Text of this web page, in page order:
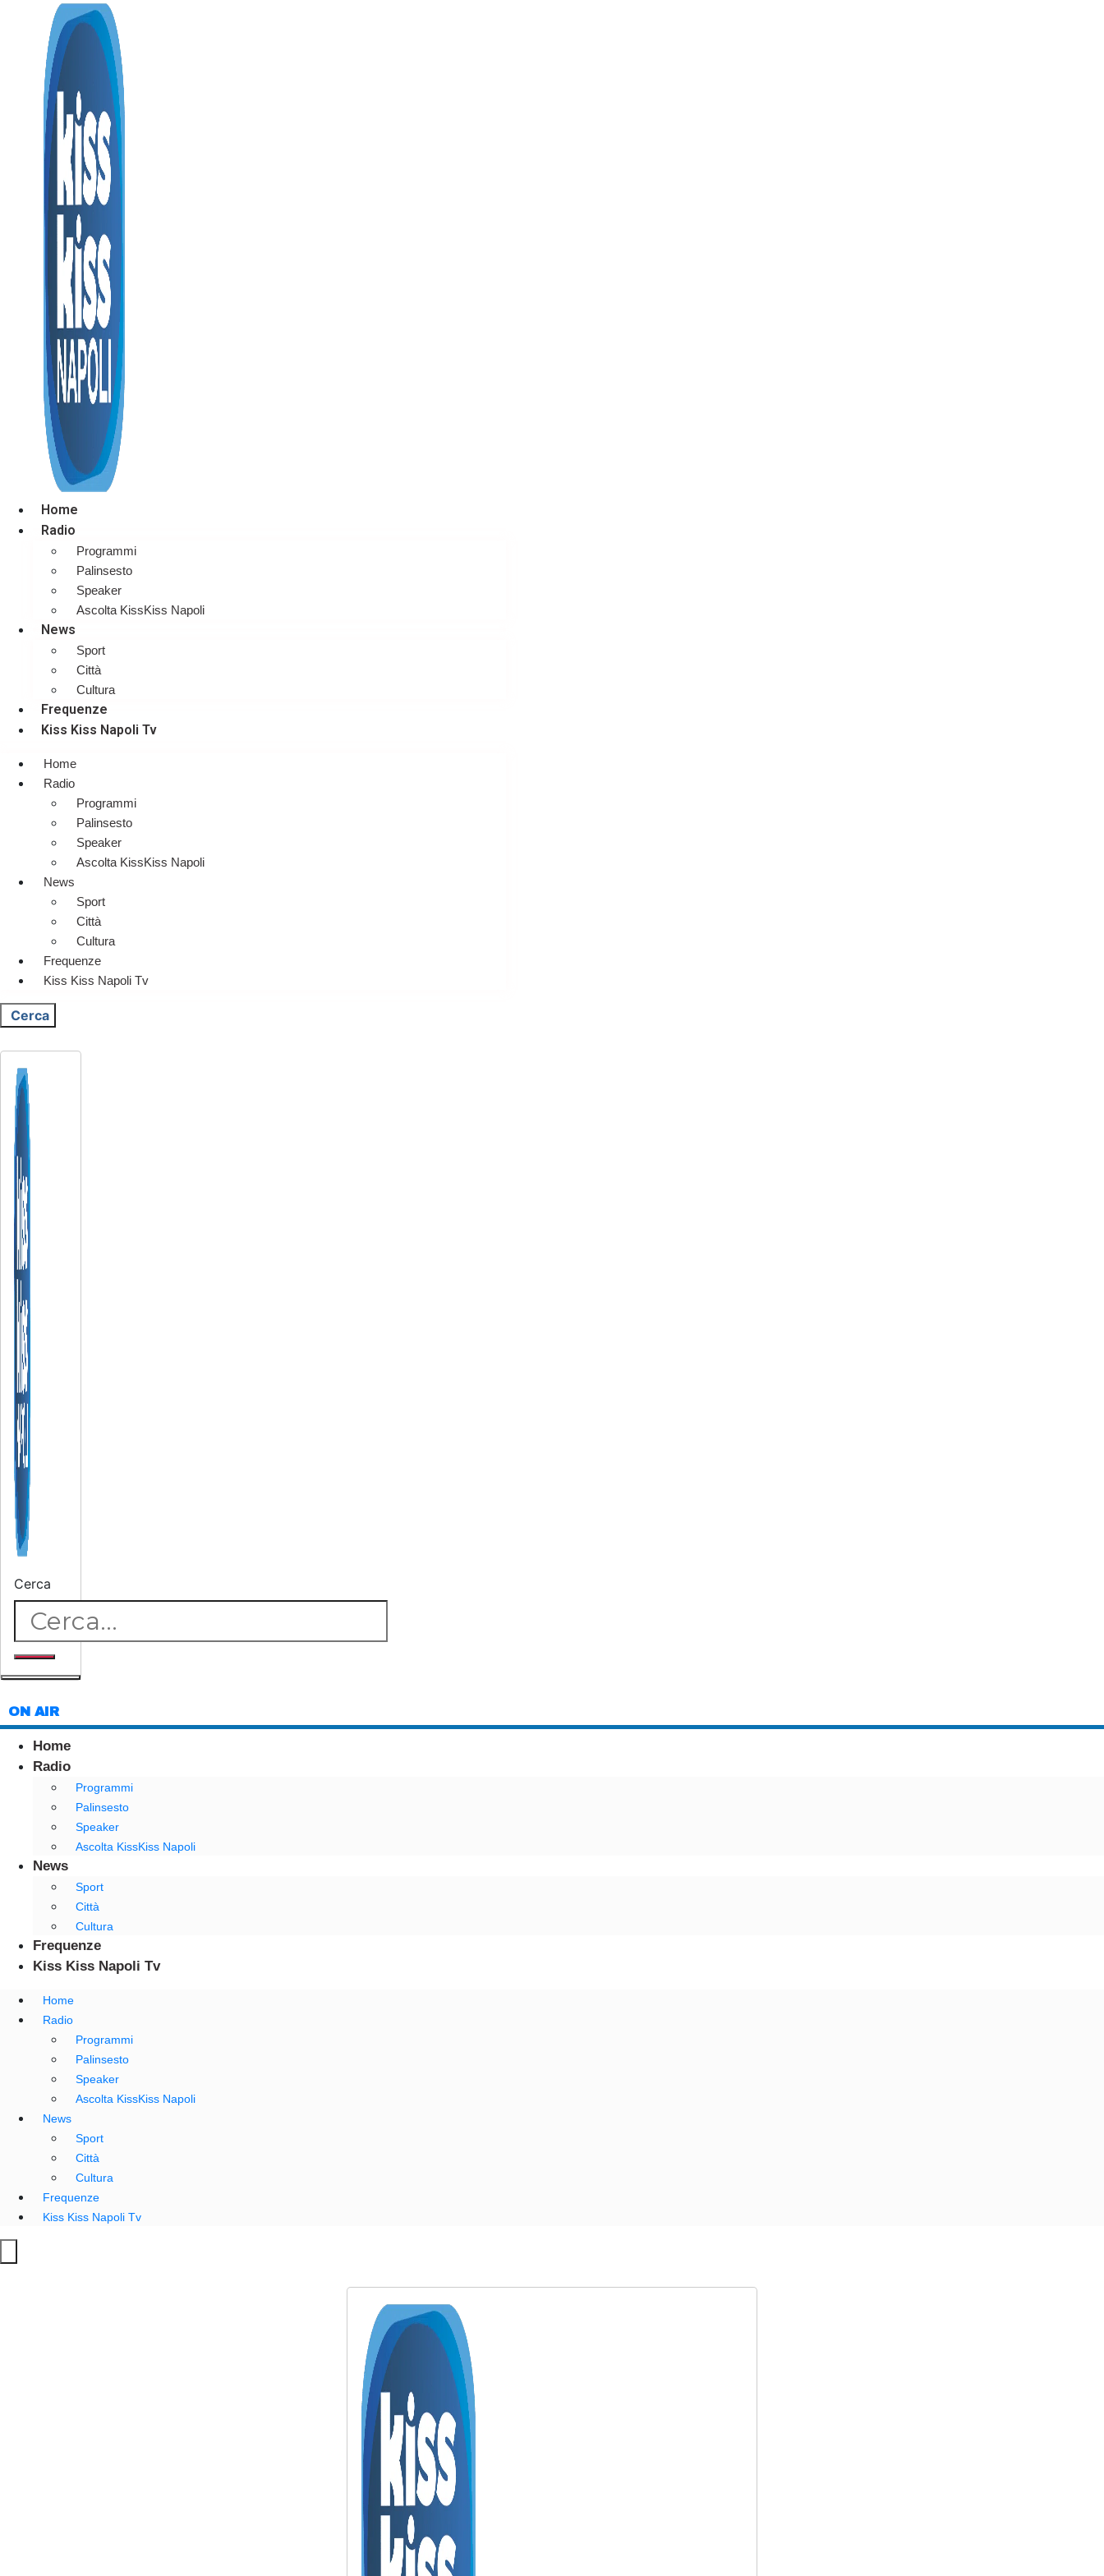
Home
Radio
Programmi
Palinsesto
Speaker
Ascolta KissKiss Napoli
News
Sport
Città
Cultura
Frequenze
Kiss Kiss Napoli Tv
Home
Radio
Programmi
Palinsesto
Speaker
Ascolta KissKiss Napoli
News
Sport
Città
Cultura
Frequenze
Kiss Kiss Napoli Tv
Cerca
Cerca
ON AIR
Home
Radio
Programmi
Palinsesto
Speaker
Ascolta KissKiss Napoli
News
Sport
Città
Cultura
Frequenze
Kiss Kiss Napoli Tv
Home
Radio
Programmi
Palinsesto
Speaker
Ascolta KissKiss Napoli
News
Sport
Città
Cultura
Frequenze
Kiss Kiss Napoli Tv